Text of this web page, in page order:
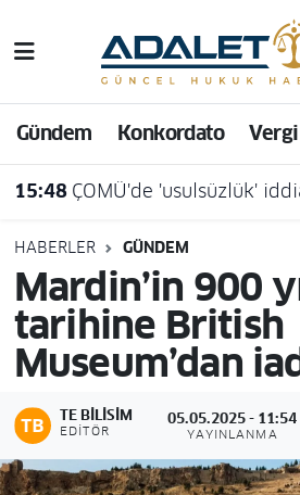
Gündem Konkordato
15:48 ÇOMÜ'de 'usulsüzlük' iddiası:
HABERLER GÜNDEM
Mardin’in 900
tarihine British
Museum’dan
TE BILISIM
EDITÖR
05.05.2025 - 11:54
YAYINLANMA
Hava Durumu
Trafik Durumu
Süper Lig Puan Durumu
Tüm Manşetler
Son Dakika Haberleri
Haber Arşivi